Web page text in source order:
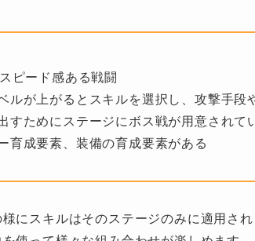
ピード感ある戦闘
ルが上がるとスキルを選択し、攻撃手段
すためにステージにボス戦が用意されて
育成要素、装備の育成要素がある
にスキルはそのステージのみに適用さ